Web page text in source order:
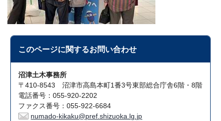
このページに関するお問い合わせ
沼津土木事務所
〒410-8543 沼津市高島本町1番3号東部総合庁舎6階・8階
電話番号：055-920-2202
ファクス番号：055-922-6684
numado-kikaku@pref.shizuoka.lg.jp